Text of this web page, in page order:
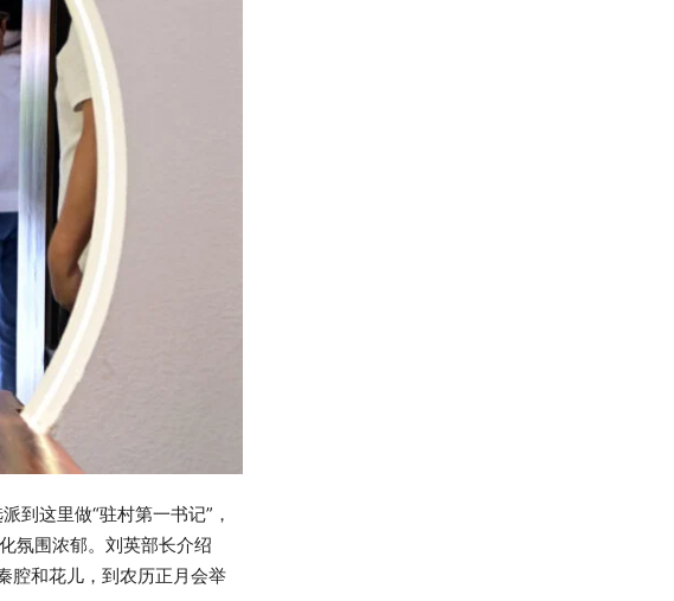
到这里做“驻村第一书记”，
氛围浓郁。刘英部长介绍
腔和花儿，到农历正月会举